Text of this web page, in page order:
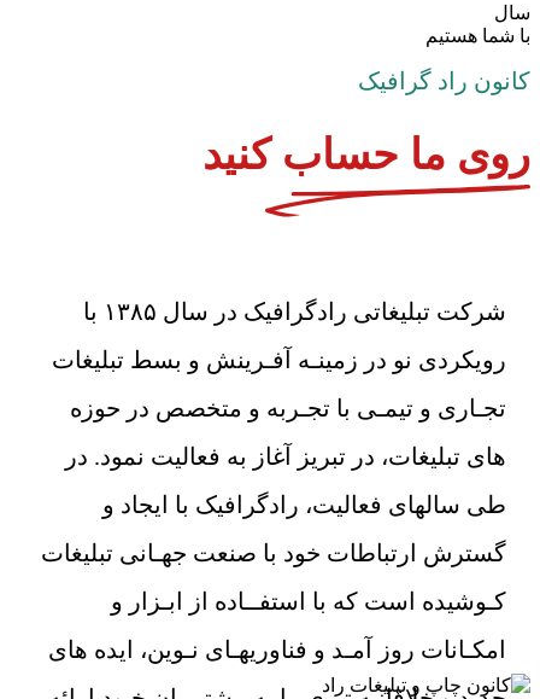
سال
با شما هستیم
کانون راد گرافیک
روی ما حساب کنید
شرکت تبلیغاتی رادگرافیک در سال ۱۳۸۵ با
رویکردی نو در زمینـه آفـرینش و بسط تبلیغات
تجـاری و تیمـی با تجـربه و متخصص در حوزه
های تبلیغات، در تبریز آغاز به فعالیت نمود. در
طی سالهای فعالیت، رادگرافیک با ایجاد و
گسترش ارتباطات خود با صنعت جهـانی تبلیغات
کـوشیده است که با استفــاده از ابـزار و
امکـانات روز آمـد و فناوریهـای نـوین، ایده های